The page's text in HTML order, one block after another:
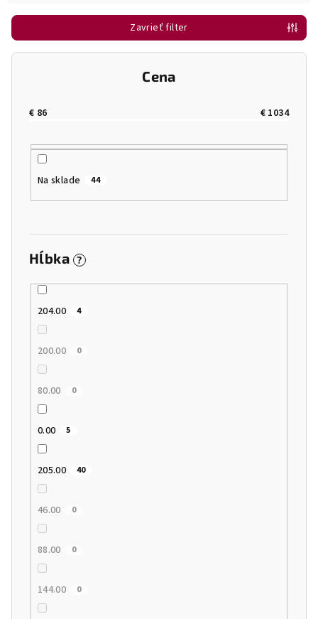
e
p
Zavrieť filter
Cena
€ 86 € 1034
Na sklade 44
Hĺbka ?
204.00 4
200.00 0
80.00 0
0.00 5
205.00 40
46.00 0
88.00 0
144.00 0